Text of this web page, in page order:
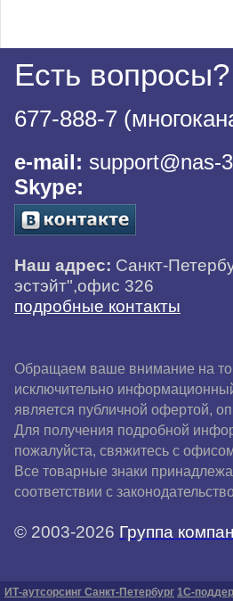
Есть
677-888-7
e-mail: support@nas-
Skype:
Наш адрес: Санкт-
эстэйт",офис 326
подробные контакты
Обращаем ваше внимание на
исключительно
является публичной офертой,
Для получения подробной
пожалуйста, свяжитесь с
Все товарные знаки
соответствии с
© 2003-2026 Группа
ИТ-аутсорсинг Санкт-Петербург 1С-